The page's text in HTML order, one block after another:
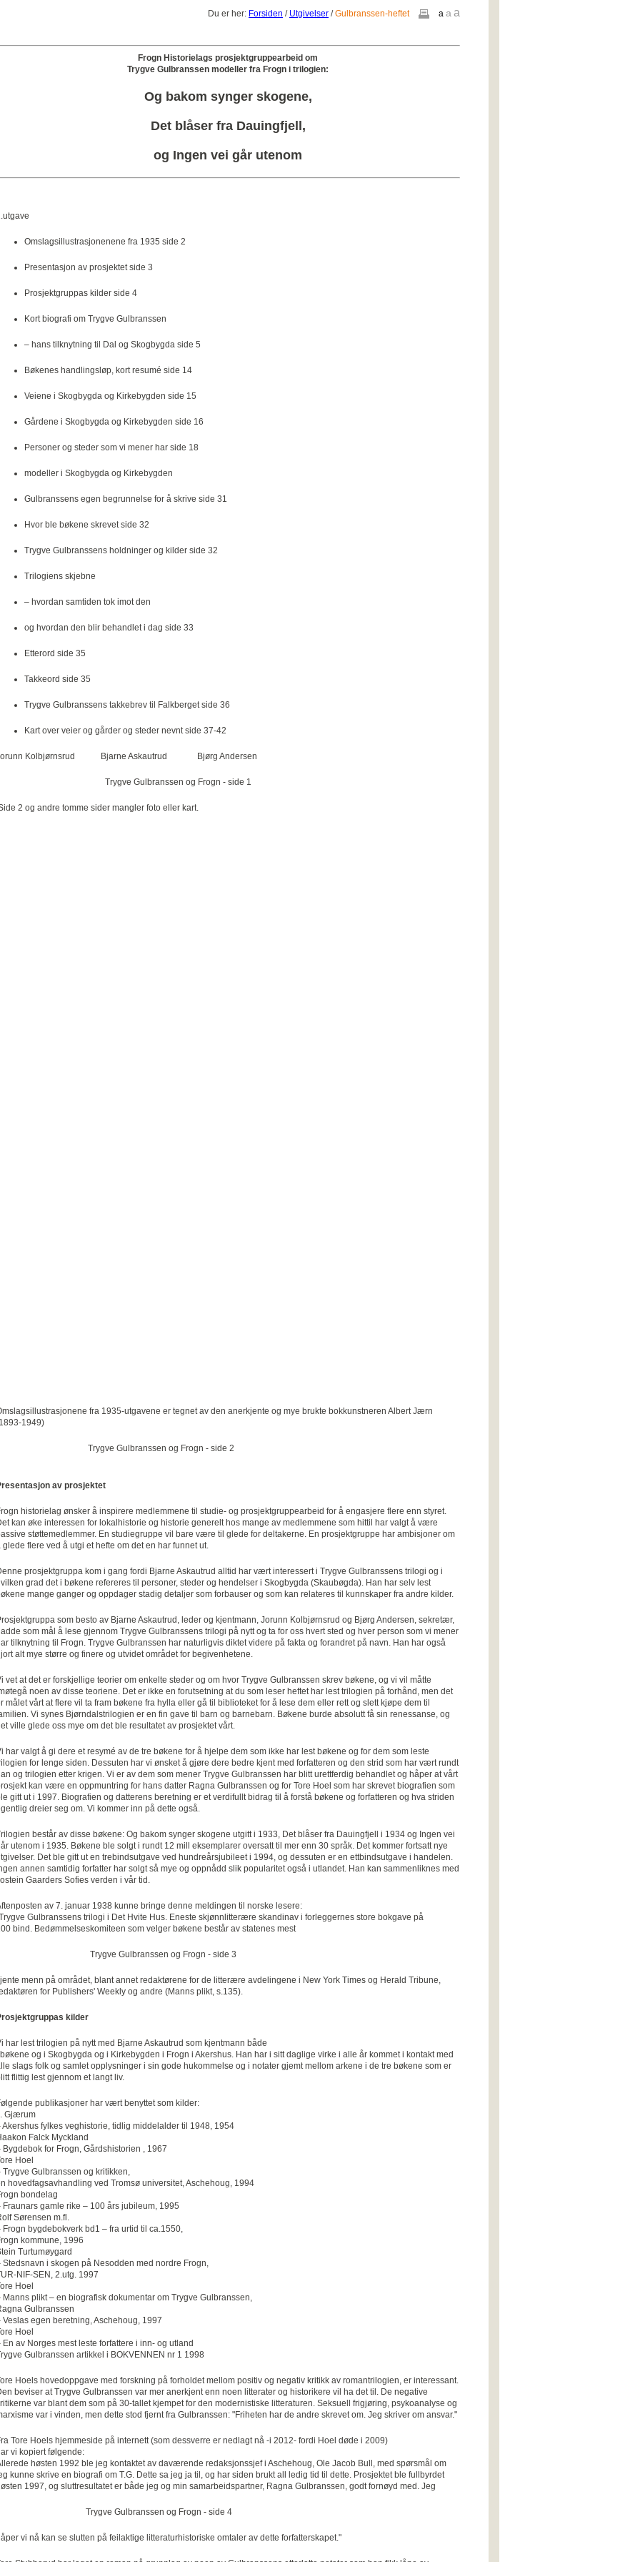
Du er her: Forsiden / Utgivelser /Gulbranssen-heftet a a a
Frogn Historielags prosjektgruppearbeid om
Trygve Gulbranssen modeller fra Frogn i trilogien:
Og bakom synger skogene,
Det blåser fra Dauingfjell,
og Ingen vei går utenom
Omslagsillustrasjonenene fra 1935 side 2
Presentasjon av prosjektet side 3
Prosjektgruppas kilder side 4
Kort biografi om Trygve Gulbranssen
– hans tilknytning til Dal og Skogbygda side 5
Bøkenes handlingsløp, kort resumé side 14
Veiene i Skogbygda og Kirkebygden side 15
Gårdene i Skogbygda og Kirkebygden side 16
Personer og steder som vi mener har side 18
modeller i Skogbygda og Kirkebygden
Gulbranssens egen begrunnelse for å skrive side 31
Hvor ble bøkene skrevet side 32
Trygve Gulbranssens holdninger og kilder side 32
Trilogiens skjebne
– hvordan samtiden tok imot den
og hvordan den blir behandlet i dag side 33
Etterord side 35
Takkeord side 35
Trygve Gulbranssens takkebrev til Falkberget side 36
Kart over veier og gårder og steder nevnt side 37-42
Kolbjørnsrud Bjarne Askautrud Bjørg Andersen
Gulbranssen og Frogn - side 1
2 og andre tomme sider mangler foto eller kart.
fra 1935-utgavene er tegnet av den anerkjente og mye brukte bokkunstneren Albert Jærn
1949)
Gulbranssen og Frogn - side 2
av prosjektet
historielag ønsker å inspirere medlemmene til studie- og prosjektgruppearbeid for å engasjere flere enn styret.
kan øke interessen for lokalhistorie og historie generelt hos mange av medlemmene som hittil har valgt å være
støtte­medlemmer. En studiegruppe vil bare være til glede for deltakerne. En prosjektgruppe har ambisjoner om
glede flere ved å utgi et hefte om det en har funnet ut.
prosjektgruppa kom i gang fordi Bjarne Askautrud alltid har vært interessert i Trygve Gulbranssens trilogi og i
grad det i bøkene refereres til personer, steder og hendelser i Skogbygda (Skaubøgda). Han har selv lest
mange ganger og oppdager stadig detaljer som forbauser og som kan relateres til kunnskaper fra andre kilder.
som besto av Bjarne Askautrud, leder og kjentmann, Jorunn Kolbjørnsrud og Bjørg Andersen, sekretær,
som mål å lese gjennom Trygve Gulbranssens trilogi på nytt og ta for oss hvert sted og hver person som vi mener
tilknytning til Frogn. Trygve Gulbranssen har naturligvis diktet videre på fakta og forandret på navn. Han har også
alt mye større og finere og utvidet området for begivenhetene.
vet at det er forskjellige teorier om enkelte steder og om hvor Trygve Gulbranssen skrev bøkene, og vi vil måtte
noen av disse teoriene. Det er ikke en forutsetning at du som leser heftet har lest trilogien på forhånd, men det
målet vårt at flere vil ta fram bøkene fra hylla eller gå til biblioteket for å lese dem eller rett og slett kjøpe dem til
Vi synes Bjørndalstrilogien er en fin gave til barn og barnebarn. Bøkene burde absolutt få sin renessanse, og
ville glede oss mye om det ble resultatet av prosjektet vårt.
har valgt å gi dere et resymé av de tre bøkene for å hjelpe dem som ikke har lest bøkene og for dem som leste
for lenge siden. Dessuten har vi ønsket å gjøre dere bedre kjent med forfatteren og den strid som har vært rundt
og trilogien etter krigen. Vi er av dem som mener Trygve Gulbranssen har blitt urettferdig behandlet og håper at vårt
kan være en oppmuntring for hans datter Ragna Gulbranssen og for Tore Hoel som har skrevet biografien som
gitt ut i 1997. Biografien og datterens beretning er et verdifullt bidrag til å forstå bøkene og forfatteren og hva striden
dreier seg om. Vi kommer inn på dette også.
består av disse bøkene: Og bakom synger skogene utgitt i 1933, Det blåser fra Dauingfjell i 1934 og Ingen vei
utenom i 1935. Bøkene ble solgt i rundt 12 mill eksemplarer oversatt til mer enn 30 språk. Det kommer fortsatt nye
Det ble gitt ut en trebindsutgave ved hundreårsjubileet i 1994, og dessuten er en ettbindsutgave i handelen.
annen samtidig forfatter har solgt så mye og oppnådd slik popularitet også i utlandet. Han kan sammenliknes med
Gaarders Sofies verden i vår tid.
av 7. januar 1938 kunne bringe denne meldingen til norske lesere:
Gulbranssens trilogi i Det Hvite Hus. Eneste skjønnlitterære skandinav i forleggernes store bokgave på
bind. Bedømmelseskomiteen som velger bøkene består av statenes mest
Gulbranssen og Frogn - side 3
menn på området, blant annet redaktørene for de litterære avdelingene i New York Times og Herald Tribune,
for Publishers' Weekly og andre (Manns plikt, s.135).
kilder
har lest trilogien på nytt med Bjarne Askautrud som kjent­mann både
og i Skog­bygda og i Kirke­bygden i Frogn i Akershus. Han har i sitt daglige virke i alle år kommet i kontakt med
slags folk og samlet opplysninger i sin gode hukommelse og i notater gjemt mellom arkene i de tre bøkene som er
flittig lest gjennom et langt liv.
publikasjoner har vært benyttet som kilder:
Gjærum
Akershus fylkes veghistorie, tidlig middelalder til 1948, 1954
Falck Myckland
Bygdebok for Frogn, Gårdshistorien , 1967
Hoel
Trygve Gulbranssen og kritikken,
hovedfagsavhandling ved Tromsø universitet, Aschehoug, 1994
bondelag
Fraunars gamle rike – 100 års jubileum, 1995
Sørensen m.fl.
Frogn bygdebokverk bd1 – fra urtid til ca.1550,
kommune, 1996
Turtumøygard
Stedsnavn i skogen på Nesodden med nordre Frogn,
NIF-SEN, 2.utg. 1997
Hoel
Manns plikt – en biografisk dokumentar om Trygve Gulbranssen,
Gulbranssen
Veslas egen beretning, Aschehoug, 1997
Hoel
En av Norges mest leste forfattere i inn- og utland
Gulbranssen artikkel i BOKVENNEN nr 1 1998
Hoels hovedoppgave med forskning på forholdet mellom positiv og negativ kritikk av romantrilogien, er interessant.
beviser at Trygve Gulbranssen var mer anerkjent enn noen litterater og historikere vil ha det til. De negative
var blant dem som på 30-tallet kjempet for den modernistiske litteraturen. Seksuell frigjøring, psykoanalyse og
var i vinden, men dette stod fjernt fra Gulbranssen: "Friheten har de andre skrevet om. Jeg skriver om ansvar."
Tore Hoels hjemmeside på internett (som dessverre er nedlagt nå -i 2012- fordi Hoel døde i 2009)
vi kopiert følgende:
høsten 1992 ble jeg kontaktet av daværende redaksjonssjef i Aschehoug, Ole Jacob Bull, med spørsmål om
kunne skrive en biografi om T.G. Dette sa jeg ja til, og har siden brukt all ledig tid til dette. Prosjektet ble fullbyrdet
1997, og sluttresultatet er både jeg og min samarbeids­partner, Ragna Gulbranssen, godt fornøyd med. Jeg
Gulbranssen og Frogn - side 4
vi nå kan se slutten på feilaktige litteraturhistoriske omtaler av dette forfatterskapet."